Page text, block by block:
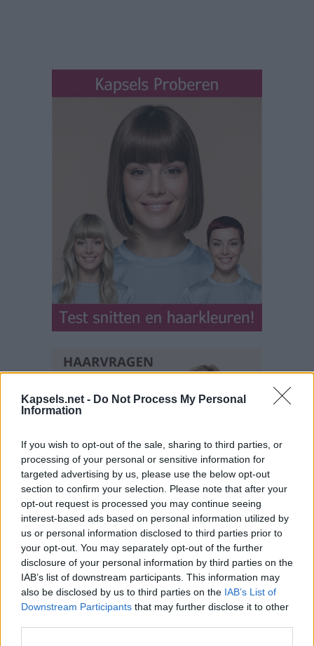
Kapsels.net - Do Not Process My Personal
Information
If you wish to opt-out of the sale, sharing to third parties, or
processing of your personal or sensitive information for
targeted advertising by us, please use the below opt-out
section to confirm your selection. Please note that after your
opt-out request is processed you may continue seeing
interest-based ads based on personal information utilized by
us or personal information disclosed to third parties prior to
your opt-out. You may separately opt-out of the further
disclosure of your personal information by third parties on the
IAB’s list of downstream participants. This information may
also be disclosed by us to third parties on the IAB’s List of
Downstream Participants that may further disclose it to other